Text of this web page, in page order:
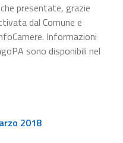
presentate, grazie
dal Comune e
Informazioni
sono disponibili nel
2018